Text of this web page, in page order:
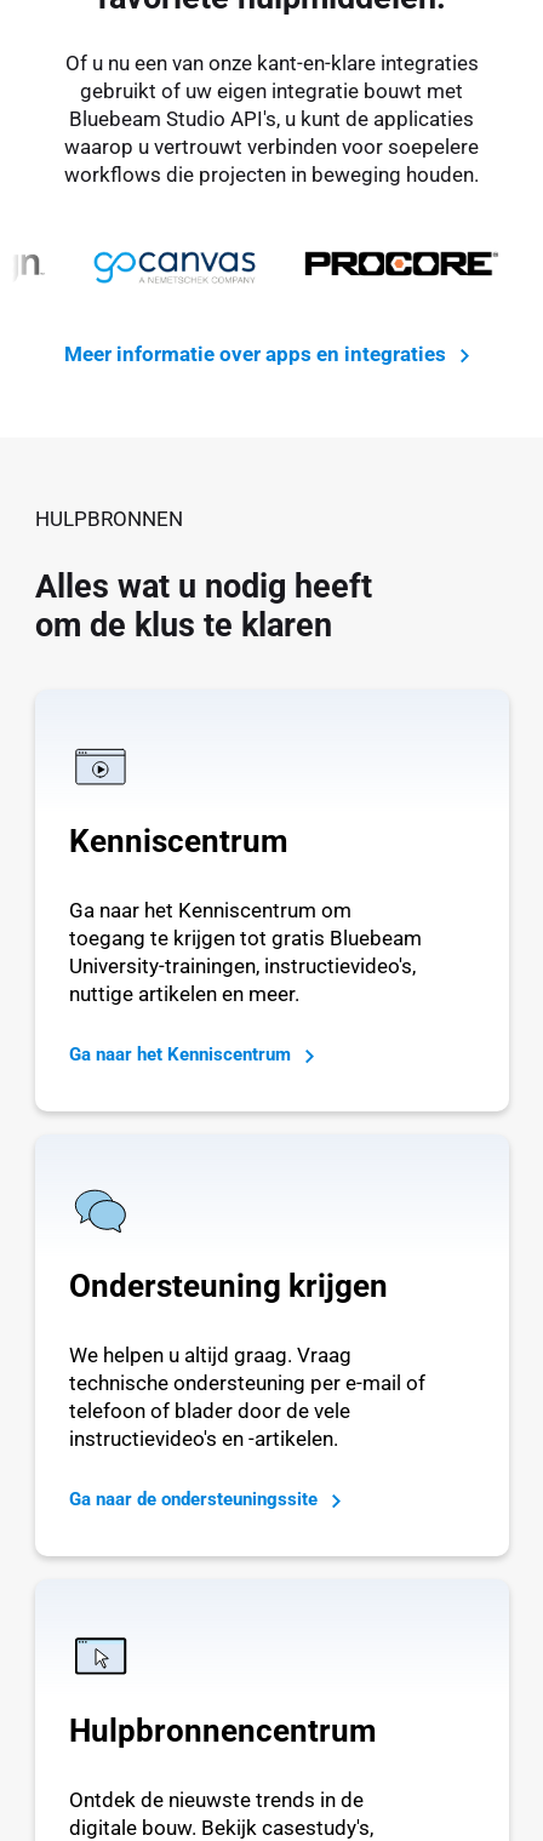
Of u nu een van onze kant-en-klare integraties
gebruikt of uw eigen integratie bouwt met
Bluebeam Studio API's, u kunt de applicaties
waarop u vertrouwt verbinden voor soepelere
workflows die projecten in beweging houden.
Meer informatie over apps en integraties
HULPBRONNEN
Alles wat u nodig heeft
om de klus te klaren
Kenniscentrum
Ga naar het Kenniscentrum om
toegang te krijgen tot gratis Bluebeam
University-trainingen, instructievideo's,
nuttige artikelen en meer.
Ga naar het Kenniscentrum
Ondersteuning krijgen
We helpen u altijd graag. Vraag
technische ondersteuning per e-mail of
telefoon of blader door de vele
instructievideo's en -artikelen.
Ga naar de ondersteuningssite
Hulpbronnencentrum
Ontdek de nieuwste trends in de
digitale bouw. Bekijk casestudy's,